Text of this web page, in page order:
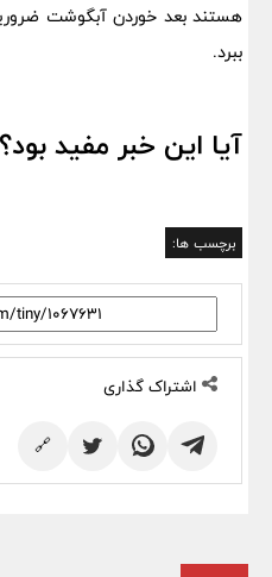
هستند بعد خوردن آبگوشت
ببرد.
آیا این خبر مفید بود؟
برچسب ها:
اشتراک گذاری
🔗